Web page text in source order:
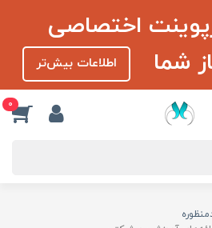
اختصاصی
شما
اطلاعات بیش‌تر
0